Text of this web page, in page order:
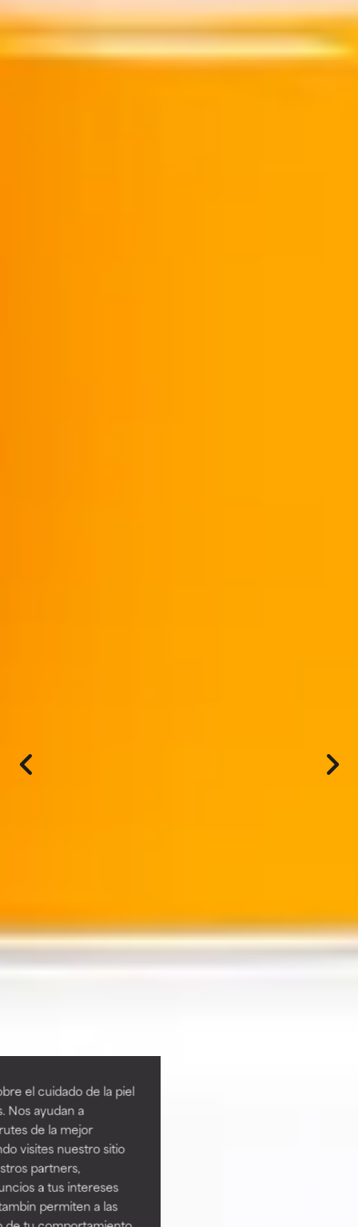
el cuidado de la piel
Nos ayudan a
de la mejor
visites nuestro sitio
partners,
a tus intereses
permiten a las